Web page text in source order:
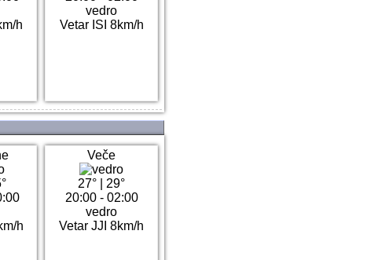
h
vedro
Vetar ISI 8km/h
h
Veče
27°
29°
20:00 - 02:00
vedro
Vetar JJI 8km/h